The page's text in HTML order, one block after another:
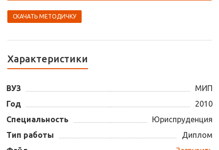
СКАЧАТЬ МЕТОДИЧКУ
Характеристики
ВУЗ
МИП
Год
2010
Специальность
Юриспруденция
Тип работы
Диплом